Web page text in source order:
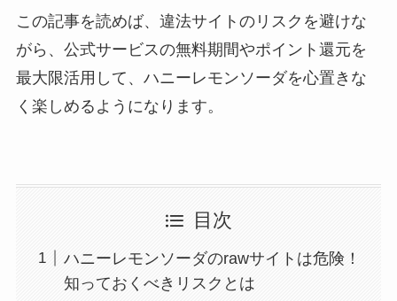
この記事を読めば、違法サイトのリスクを避けな
がら、公式サービスの無料期間やポイント還元を
最大限活用して、ハニーレモンソーダを心置きな
く楽しめるようになります。
目次
ハニーレモンソーダのrawサイトは危険！
知っておくべきリスクとは